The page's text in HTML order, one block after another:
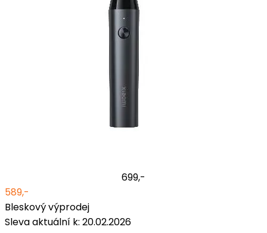
699,-
589,-
Bleskový výprodej
Sleva aktuální k: 20.02.2026